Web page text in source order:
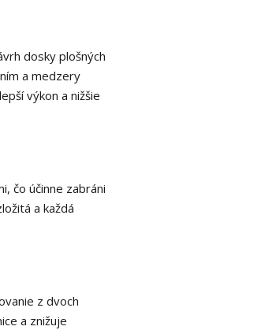
dosky plošných
a medzery
výkon a nižšie
čo účinne zabráni
a každá
z dvoch
a znižuje